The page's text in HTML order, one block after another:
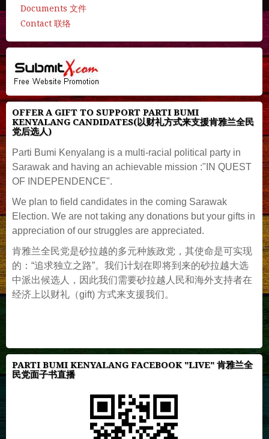
Documents 文件
Contact 联络
OFFER A GIFT TO SUPPORT PARTI BUMI
KENYALANG CANDIDATES(以财礼方式来支援肯雅兰全民
党后选人)
Parti Bumi Kenyalang is a multi-racial political party in
Sarawak and having an achievable mission :"IN QUEST
OF INDEPENDENCE".
We plan to field candidates in the coming Sarawak
Election. We are not taking any donations but your gifts in
appreciation of our struggles are appreciated.
肯雅兰全民党是砂拉越的多元种族政党，其使命是可实现
的：“追求独立之路”。我们计划在即将到来的砂拉越大选
中派出候选人，因此我们需要砂拉越人民和海外支持者在
经济上以财礼（gift) 方式来支援我们。
PARTI BUMI KENYALANG FACEBOOK "LIVE" 肯雅兰全
民党面子书直播